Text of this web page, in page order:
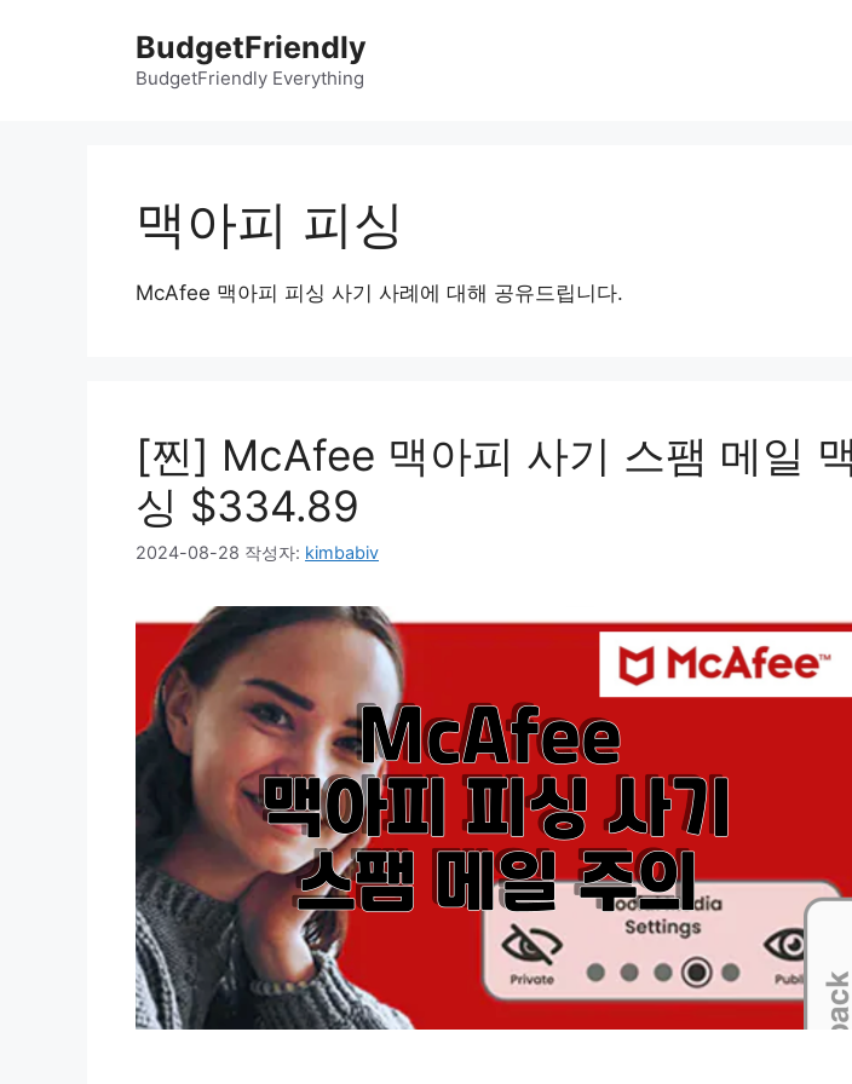
BudgetFriendly
BudgetFriendly Everything
맥아피 피싱
McAfee 맥아피 피싱 사기 사례에 대해 공유드립니다.
[찐] McAfee 맥아피 사기 스팸 메일
싱 $334.89
2024-08-28 작성자: kimbabiv